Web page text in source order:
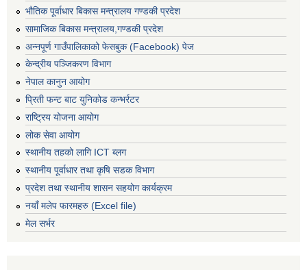
भौतिक पूर्वाधार बिकास मन्त्रालय गण्डकी प्रदेश
सामाजिक बिकास मन्त्रालय,गण्डकी प्रदेश
अन्नपूर्ण गाउँपालिकाको फेसबुक (Facebook) पेज
केन्द्रीय पञ्जिकरण विभाग
नेपाल कानुन आयोग
प्रिती फन्ट बाट युनिकोड कन्भर्रटर
राष्ट्रिय योजना आयोग
लोक सेवा आयोग
स्थानीय तहको लागि ICT ब्लग
स्थानीय पूर्वाधार तथा कृषि सडक विभाग
प्रदेश तथा स्थानीय शासन सहयोग कार्यक्रम
नयाँ मलेप फारमहरु (Excel file)
मेल सर्भर